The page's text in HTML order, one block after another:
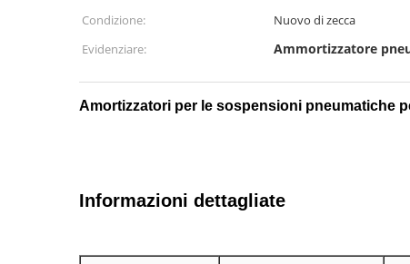
Condizione:
Nuovo di zecca
Evidenziare:
Ammortizzatore
Amortizzatori per le sospensioni pneumatiche
Informazioni dettagliate